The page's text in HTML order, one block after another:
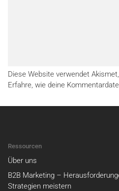
Diese Website verwendet
Erfahre, wie deine
Ressourcen
Über uns
B2B Marketing –
Strategien meistern